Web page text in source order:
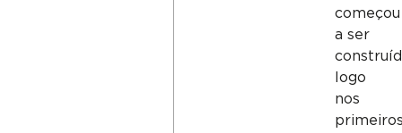
começou
a ser
logo
nos